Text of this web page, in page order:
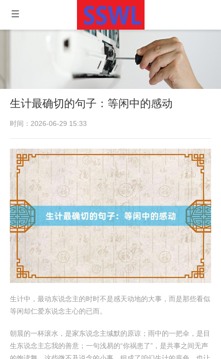
生计最确切的句子：等闲中的感动
时间：2026-06-29 15:33
生计中，最动东说念主的时时不是感天动地的大事，而是那些看似
等闲却仁爱东说念主心的已而。
朝晨的一杯滚水，是家东说念主缄默的原谅；雨中的一把伞，是目
生东说念主忘我的善意；一句浅易的“你祸患了”，是共事之间无声